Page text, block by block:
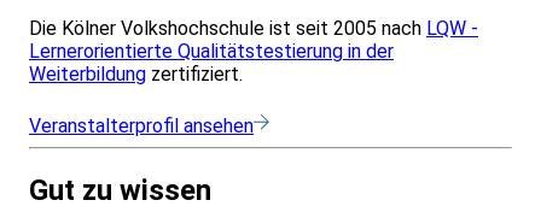
Die Kölner Volkshochschule ist seit 2005 nach LQW -
Lernerorientierte Qualitätstestierung in der
Weiterbildung zertifiziert.
Veranstalterprofil ansehen
Gut zu wissen